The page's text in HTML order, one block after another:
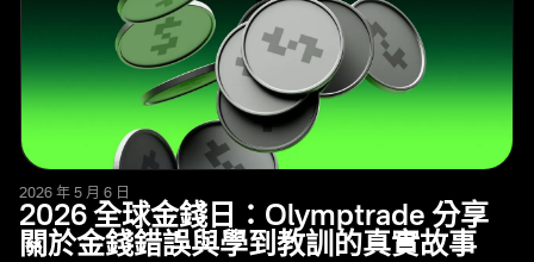
2026 年 5 月 6 日
2026 全球金錢日：Olymptrade 分享
關於金錢錯誤與學到教訓的真實故事